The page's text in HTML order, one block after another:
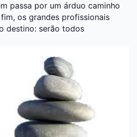
passa por um árduo caminho
os grandes profissionais
destino: serão todos